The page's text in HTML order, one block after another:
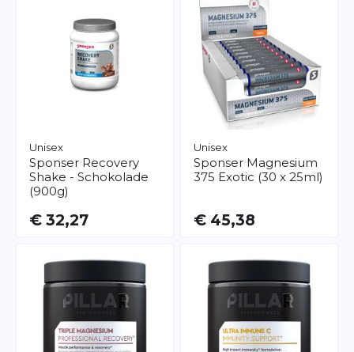
Unisex
Sponser Recovery
Shake - Schokolade
(900g)
€ 32,27
Unisex
Sponser Magnesium
375 Exotic (30 x 25ml)
€ 45,38